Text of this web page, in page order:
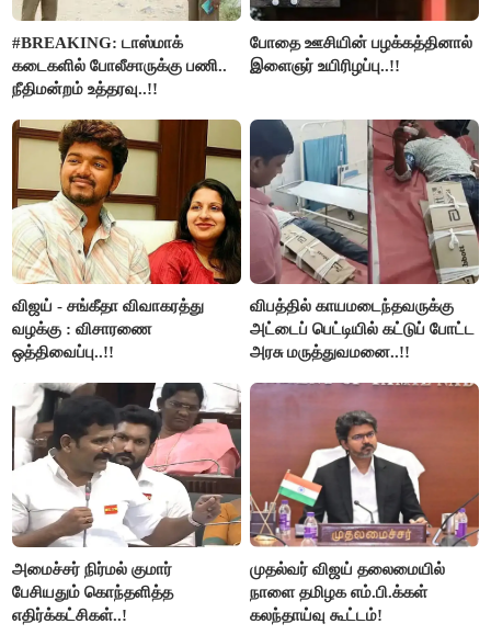
#BREAKING: டாஸ்மாக்
கடைகளில் போலீசாருக்கு பணி..
நீதிமன்றம் உத்தரவு..!!
போதை ஊசியின் பழக்கத்தினால்
இளைஞர் உயிரிழப்பு..!!
விஜய் - சங்கீதா விவாகரத்து
வழக்கு : விசாரணை
ஒத்திவைப்பு..!!
விபத்தில் காயமடைந்தவருக்கு
அட்டைப் பெட்டியில் கட்டுப் போட்ட
அரசு மருத்துவமனை..!!
அமைச்சர் நிர்மல் குமார்
பேசியதும் கொந்தளித்த
எதிர்க்கட்சிகள்..!
முதல்வர் விஜய் தலைமையில்
நாளை தமிழக எம்.பி.க்கள்
கலந்தாய்வு கூட்டம்!